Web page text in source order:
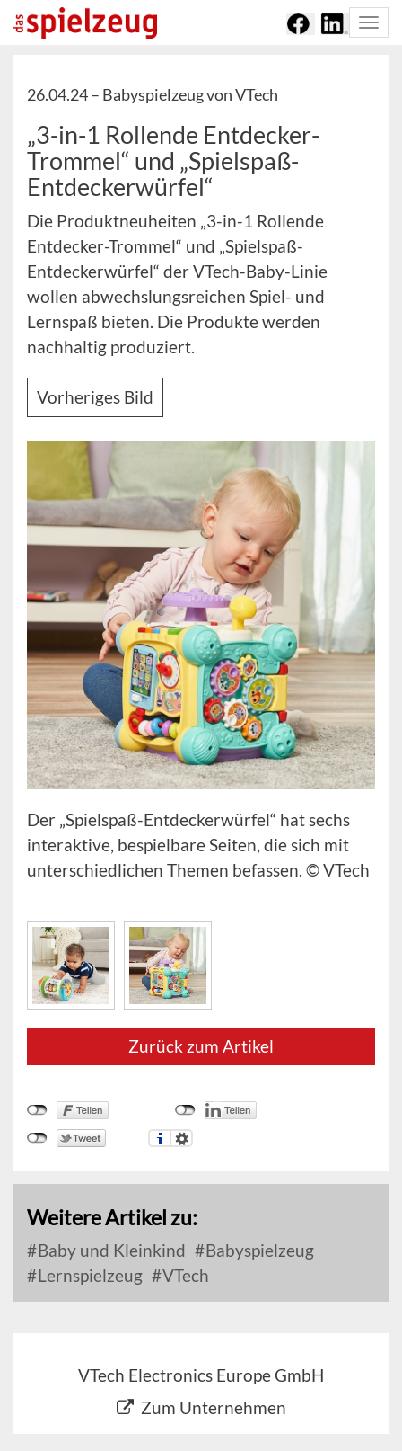
26.04.24 – Babyspielzeug von VTech
„3-in-1 Rollende Entdecker-
Trommel“ und „Spielspaß-
Entdeckerwürfel“
Die Produktneuheiten „3-in-1 Rollende
Entdecker-Trommel“ und „Spielspaß-
Entdeckerwürfel“ der VTech-Baby-Linie
wollen abwechslungsreichen Spiel- und
Lernspaß bieten. Die Produkte werden
nachhaltig produziert.
Vorheriges Bild
Der „Spielspaß-Entdeckerwürfel“ hat sechs
interaktive, bespielbare Seiten, die sich mit
unterschiedlichen Themen befassen. © VTech
Zurück zum Artikel
Weitere Artikel zu:
Baby und Kleinkind
Babyspielzeug
Lernspielzeug
VTech
VTech Electronics Europe GmbH
Zum Unternehmen